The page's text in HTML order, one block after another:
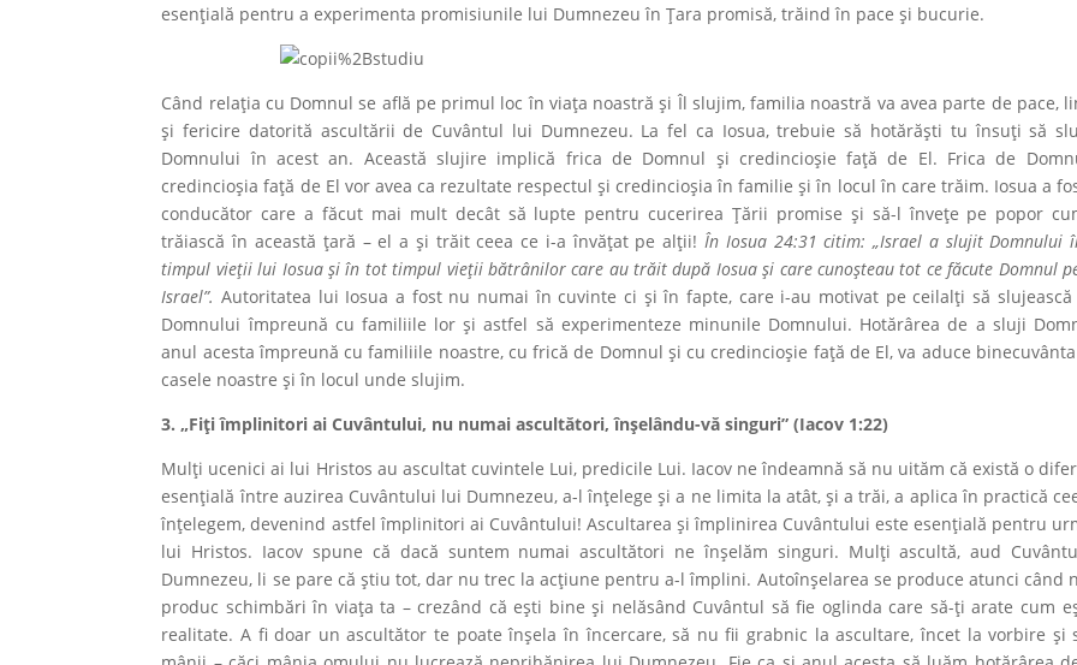
esenţială pentru a experimenta promisiunile lui Dumnezeu în Ţara promisă, trăind în pace și bucurie.
Când relația cu Domnul se află pe primul loc în viaţa noastră şi Îl slujim, familia noastră va avea parte de pace,
și fericire datorită ascultării de Cuvântul lui Dumnezeu. La fel ca Iosua, trebuie să hotărăşti tu însuţi să
Domnului în acest an. Această slujire implică frica de Domnul și credincioșie faţă de El. Frica de
credincioșia față de El vor avea ca rezultate respectul și credincioșia în familie și în locul în care trăim. Iosua a
conducător care a făcut mai mult decât să lupte pentru cucerirea Ţării promise și să-l învețe pe popor
trăiască în această ţară – el a și trăit ceea ce i-a învățat pe alții!În Iosua 24:31 citim: „Israel a slujit Domnului
timpul vieții lui Iosua și în tot timpul vieții bătrânilor care au trăit după Iosua și care cunoșteau tot ce făcute Domnul
Israel”. Autoritatea lui Iosua a fost nu numai în cuvinte ci și în fapte, care i-au motivat pe ceilalți să
Domnului împreună cu familiile lor și astfel să experimenteze minunile Domnului. Hotărârea de a sluji
anul acesta împreună cu familiile noastre, cu frică de Domnul și cu credincioșie faţă de El, va aduce
casele noastre și în locul unde slujim.
3. „Fiți împlinitori ai Cuvântului, nu numai ascultători, înșelându-vă singuri” (Iacov 1:22)
Mulți ucenici ai lui Hristos au ascultat cuvintele Lui, predicile Lui. Iacov ne îndeamnă să nu uităm că există o
esenţială între auzirea Cuvântului lui Dumnezeu, a-l înțelege şi a ne limita la atât, şi a trăi, a aplica în practică
înțelegem, devenind astfel împlinitori ai Cuvântului! Ascultarea și împlinirea Cuvântului este esenţială pentru
lui Hristos. Iacov spune că dacă suntem numai ascultători ne înșelăm singuri. Mulți ascultă, aud
Dumnezeu, li se pare că știu tot, dar nu trec la acțiune pentru a-l împlini. Autoînșelarea se produce atunci când
produc schimbări în viața ta – crezând că ești bine și nelăsând Cuvântul să fie oglinda care să-ţi arate cum
realitate. A fi doar un ascultător te poate înșela în încercare, să nu fii grabnic la ascultare, încet la vorbire și